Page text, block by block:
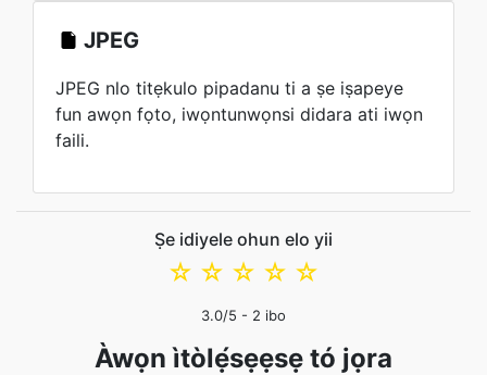
JPEG
JPEG nlo titẹkulo pipadanu ti a ṣe iṣapeye
fun awọn fọto, iwọntunwọnsi didara ati iwọn
faili.
Ṣe idiyele ohun elo yii
☆
☆
☆
☆
☆
3.0/5 - 2 ibo
Àwọn ìtòlẹ́sẹẹsẹ tó jọra